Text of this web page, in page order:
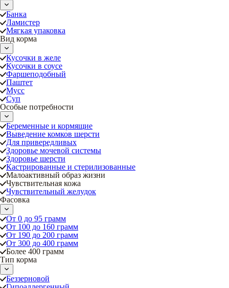
Банка
Ламистер
Мягкая упаковка
Вид корма
Кусочки в желе
Кусочки в соусе
Фаршеподобный
Паштет
Мусс
Суп
Особые потребности
Беременные и кормящие
Выведение комков шерсти
Для привередливых
Здоровье мочевой системы
Здоровье шерсти
Кастрированные и стерилизованные
Малоактивный образ жизни
Чувствительная кожа
Чувствительный желудок
Фасовка
От 0 до 95 грамм
От 100 до 160 грамм
От 190 до 200 грамм
От 300 до 400 грамм
Более 400 грамм
Тип корма
Беззерновой